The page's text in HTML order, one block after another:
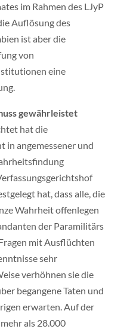
im Rahmen des LJyP
Auflösung des
ist aber die
von
eine
gewährleistet
hat die
in angemessener und
hat, dass alle, die
Wahrheit offenlegen
der Paramilitärs
mit Ausflüchten
sehr
verhöhnen sie die
begangene Taten und
erwarten. Auf der
als 28.000